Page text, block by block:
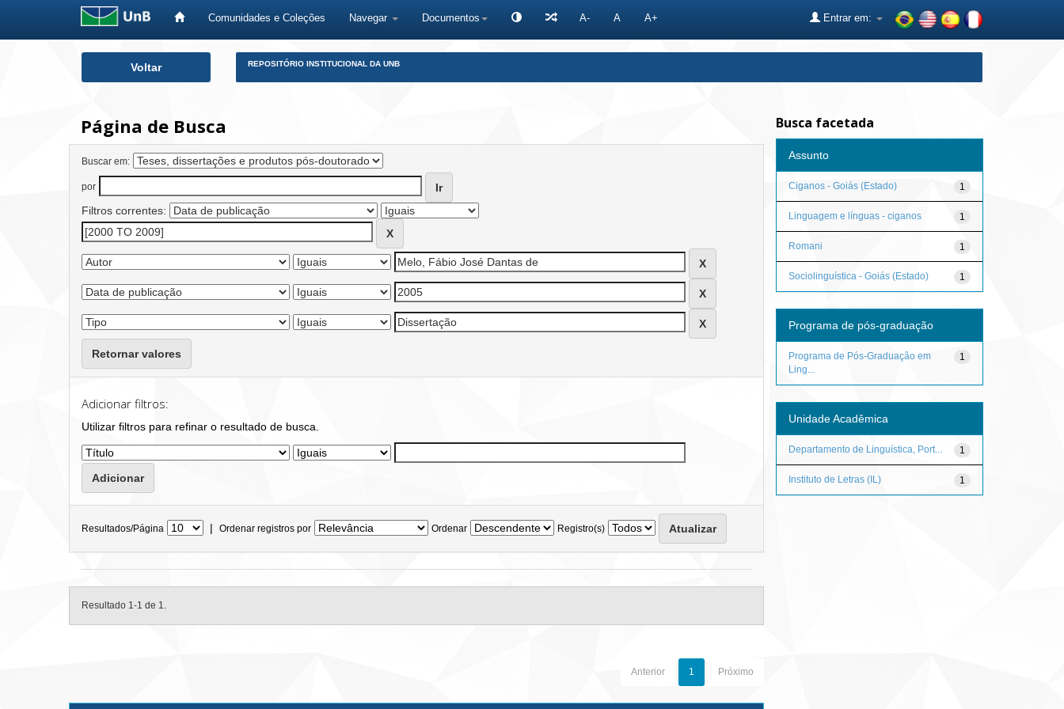
Comunidades e Coleções Navegar Documentos A- A A+ Entrar em:
Voltar REPOSITÓRIO INSTITUCIONAL DA UNB
Página de Busca
Buscar em:
por
Filtros correntes:
Retornar valores
Adicionar filtros:
Utilizar filtros para refinar o resultado de busca.
Resultados/Página | Ordenar registros por Ordenar Registro(s)
Resultado 1-1 de 1.
Anterior 1 Próximo
Busca facetada
Assunto
1
Ciganos - Goiás (Estado)
1
Linguagem e línguas - ciganos
1
Romani
1
Sociolinguística - Goiás (Estado)
Programa de pós-graduação
1
Programa de Pós-Graduação em
Ling...
Unidade Acadêmica
1
Departamento de Linguística, Port...
1
Instituto de Letras (IL)